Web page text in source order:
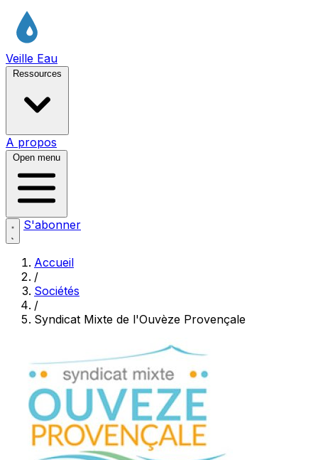
Veille Eau
Ressources
A propos
Open menu
S'abonner
Accueil
/
Sociétés
/
Syndicat Mixte de l'Ouvèze Provençale